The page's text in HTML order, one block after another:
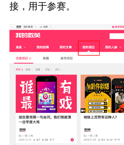
接，用于参赛。